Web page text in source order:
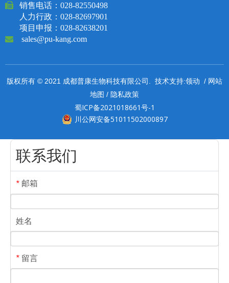
 销售电话： 028-82550498
人力行政：028-82697901
项目申报：028-82638201
 sales@pu-kang.com
版权所有 © 2021 成都普康生物科技有限公司. 技术支持:领动 / 网站
地图 / 隐私政策
蜀ICP备2021018661号-1
川公网安备51011502000897
联系我们
* 邮箱
姓名
* 留言